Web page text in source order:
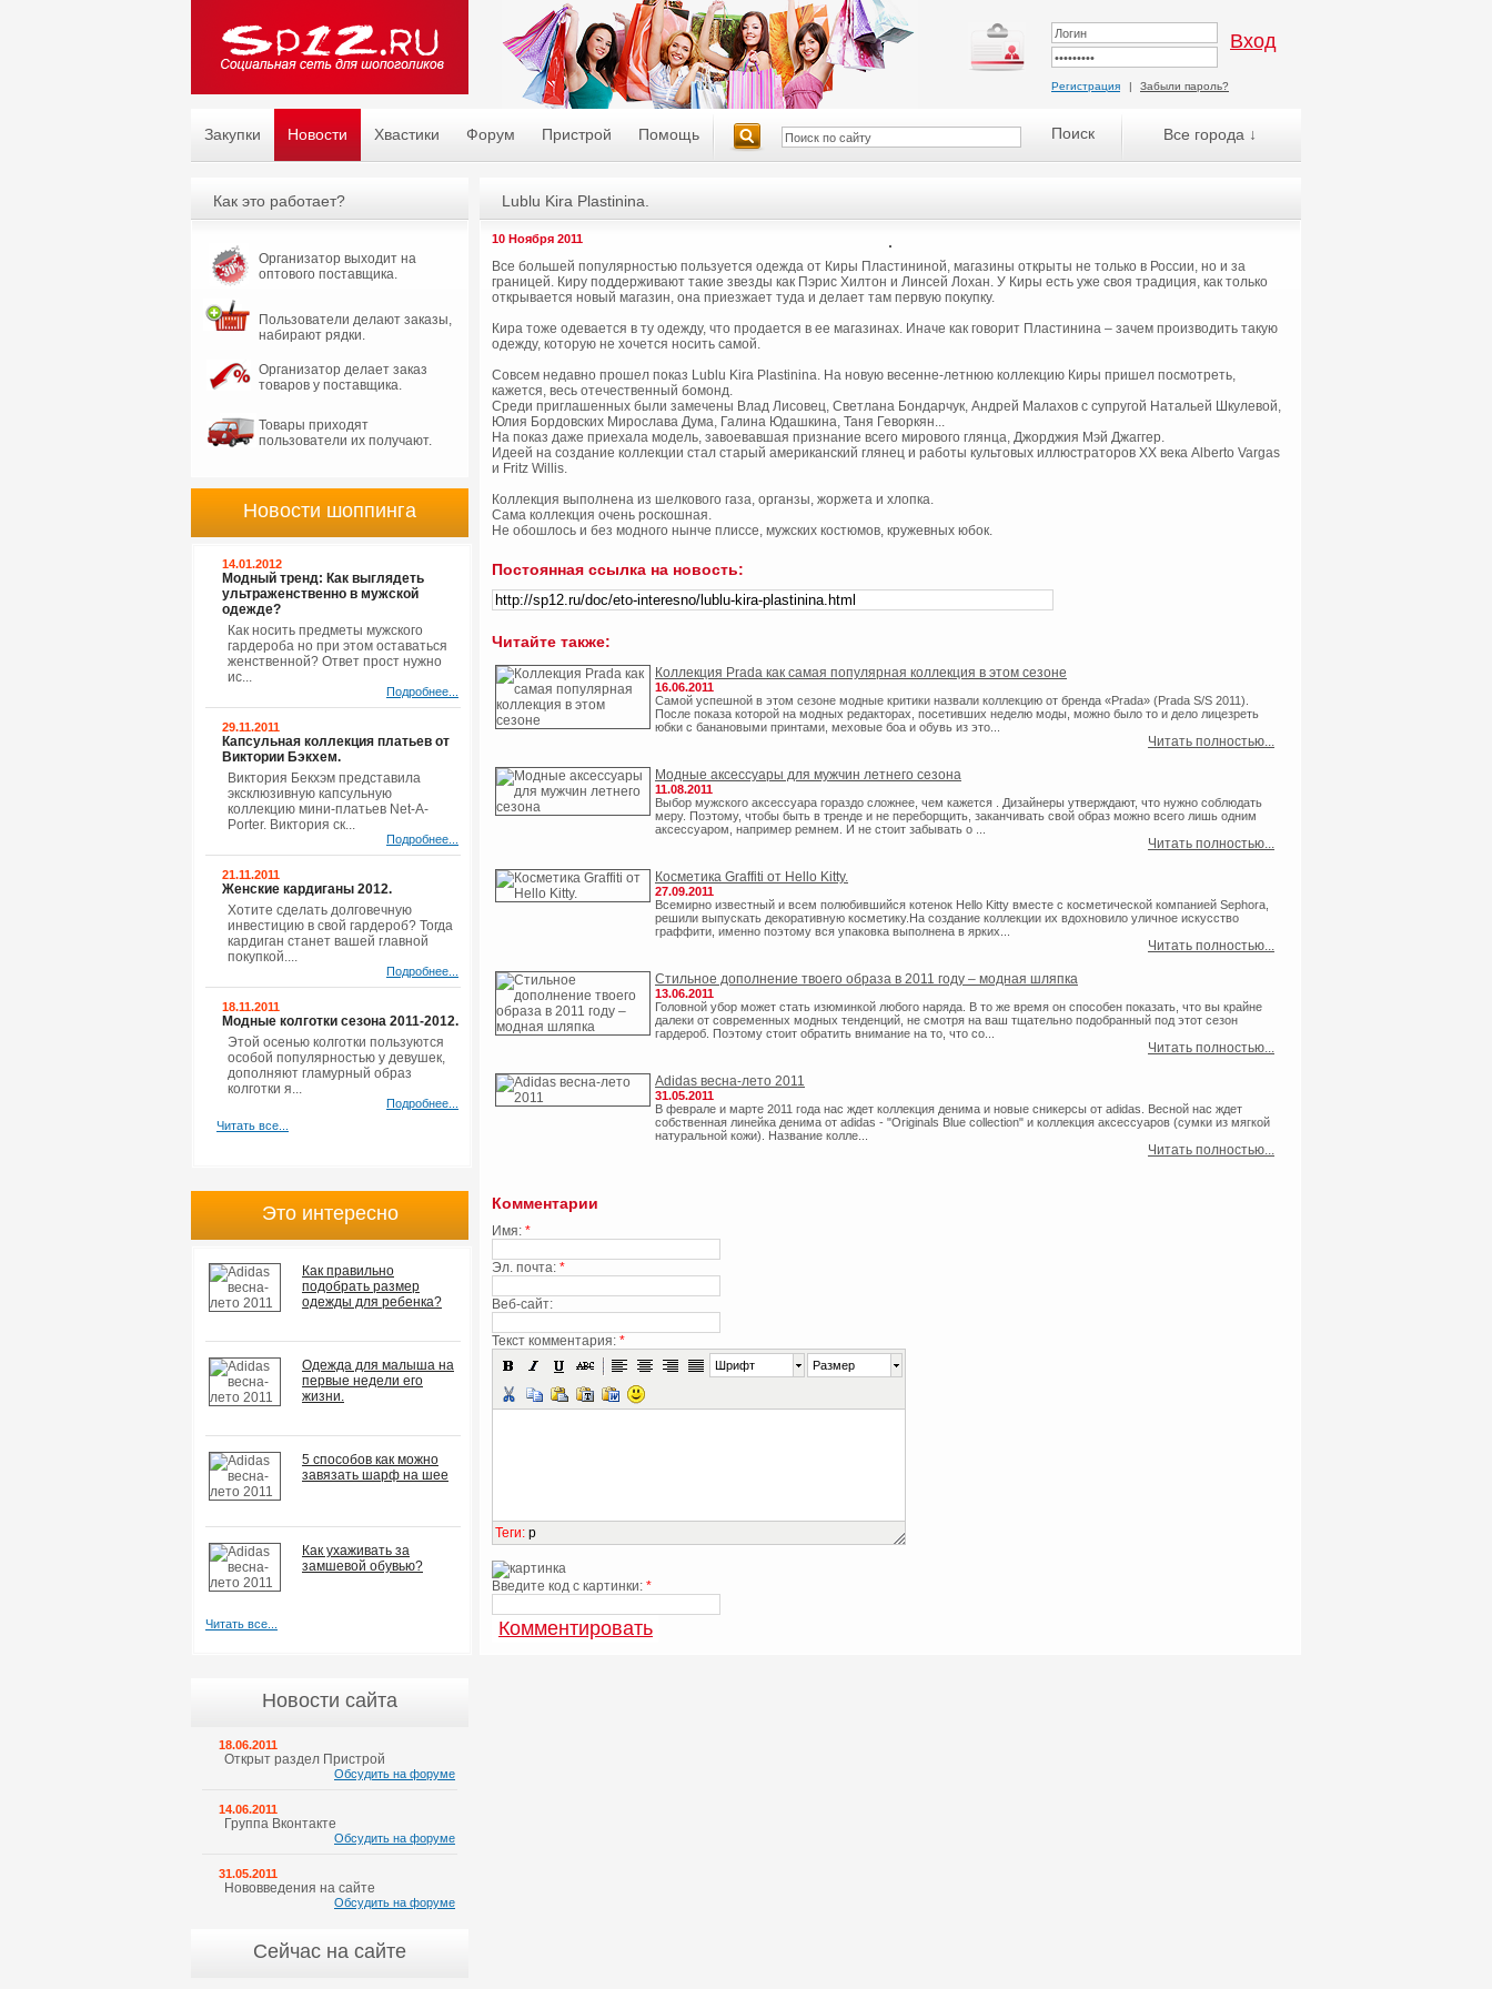
Регистрация | Забыли пароль?
Закупки Новости Хвастики Форум Пристрой Помощь Все города ↓
Lublu Kira Plastinina.
10 Ноября 2011
Все большей популярностью пользуется одежда от Киры Пластининой, магазины открыты не только в России, но и за
границей. Киру поддерживают такие звезды как Пэрис Хилтон и Линсей Лохан. У Киры есть уже своя традиция, как только
открывается новый магазин, она приезжает туда и делает там первую покупку.
Кира тоже одевается в ту одежду, что продается в ее магазинах. Иначе как говорит Пластинина – зачем производить такую
одежду, которую не хочется носить самой.
Совсем недавно прошел показ Lublu Kira Plastinina. На новую весенне-летнюю коллекцию Киры пришел посмотреть,
кажется, весь отечественный бомонд.
Среди приглашенных были замечены Влад Лисовец, Светлана Бондарчук, Андрей Малахов с супругой Натальей Шкулевой,
Юлия Бордовских Мирослава Дума, Галина Юдашкина, Таня Геворкян...
На показ даже приехала модель, завоевавшая признание всего мирового глянца, Джорджия Мэй Джаггер.
Идеей на создание коллекции стал старый американский глянец и работы культовых иллюстраторов ХХ века Alberto Vargas
и Fritz Willis.
Коллекция выполнена из шелкового газа, органзы, жоржета и хлопка.
Сама коллекция очень роскошная.
Не обошлось и без модного нынче плиссе, мужских костюмов, кружевных юбок.
Постоянная ссылка на новость:
Читайте также:
Коллекция Pradа как самая популярная коллекция в этом сезоне
16.06.2011
Самой успешной в этом сезоне модные критики назвали коллекцию от бренда «Pradа» (Prada S/S 2011).
После показа которой на модных редакторах, посетивших неделю моды, можно было то и дело лицезреть
юбки с банановыми принтами, меховые боа и обувь из это...
Читать полностью...
Модные аксессуары для мужчин летнего сезона
11.08.2011
Выбор мужского аксессуара гораздо сложнее, чем кажется . Дизайнеры утверждают, что нужно соблюдать
меру. Поэтому, чтобы быть в тренде и не переборщить, заканчивать свой образ можно всего лишь одним
аксессуаром, например ремнем. И не стоит забывать о ...
Читать полностью...
Косметика Graffiti от Hello Kitty.
27.09.2011
Всемирно известный и всем полюбившийся котенок Hello Kitty вместе с косметической компанией Sephora,
решили выпускать декоративную косметику.На создание коллекции их вдохновило уличное искусство
граффити, именно поэтому вся упаковка выполнена в ярких...
Читать полностью...
Стильное дополнение твоего образа в 2011 году – модная шляпка
13.06.2011
Головной убор может стать изюминкой любого наряда. В то же время он способен показать, что вы крайне
далеки от современных модных тенденций, не смотря на ваш тщательно подобранный под этот сезон
гардероб. Поэтому стоит обратить внимание на то, что со...
Читать полностью...
Adidas весна-лето 2011
31.05.2011
В феврале и марте 2011 года нас ждет коллекция денима и новые сникерсы от adidas. Весной нас ждет
собственная линейка денима от adidas - "Originals Blue collection" и коллекция аксессуаров (сумки из мягкой
натуральной кожи). Название колле...
Читать полностью...
Комментарии
Имя: *
Эл. почта: *
Веб-сайт:
Текст комментария: *
Шрифт Размер
Теги: p
Введите код с картинки: *
Как это работает?
Организатор выходит на
оптового поставщика.
Пользователи делают заказы,
набирают рядки.
Организатор делает заказ
товаров у поставщика.
Товары приходят
пользователи их получают.
Новости шоппинга
14.01.2012
Модный тренд: Как выглядеть
ультраженственно в мужской
одежде?
Как носить предметы мужского
гардероба но при этом оставаться
женственной? Ответ прост нужно
ис...
Подробнее...
29.11.2011
Капсульная коллекция платьев от
Виктории Бэкхем.
Виктория Бекхэм представила
эксклюзивную капсульную
коллекцию мини-платьев Net-A-
Porter. Виктория ск...
Подробнее...
21.11.2011
Женские кардиганы 2012.
Хотите сделать долговечную
инвестицию в свой гардероб? Тогда
кардиган станет вашей главной
покупкой....
Подробнее...
18.11.2011
Модные колготки сезона 2011-2012.
Этой осенью колготки пользуются
особой популярностью у девушек,
дополняют гламурный образ
колготки я...
Подробнее...
Читать все...
Это интересно
Как правильно
подобрать размер
одежды для ребенка?
Одежда для малыша на
первые недели его
жизни.
5 способов как можно
завязать шарф на шее
Как ухаживать за
замшевой обувью?
Читать все...
Новости сайта
18.06.2011
Открыт раздел Пристрой
Обсудить на форуме
14.06.2011
Группа Вконтакте
Обсудить на форуме
31.05.2011
Нововведения на сайте
Обсудить на форуме
Сейчас на сайте